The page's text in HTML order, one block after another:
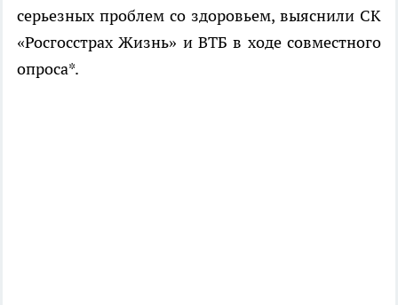
серьезных проблем со здоровьем, выяснили СК
«Росгосстрах Жизнь» и ВТБ в ходе совместного
опроса*.